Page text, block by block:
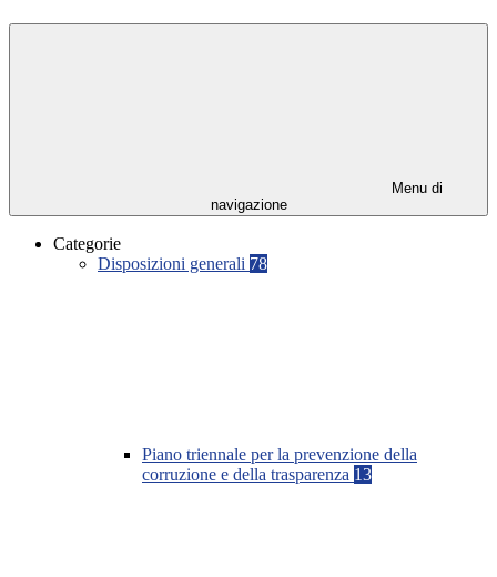
Menu di
navigazione
Categorie
Disposizioni generali 78
Piano triennale per la prevenzione della
corruzione e della trasparenza 13